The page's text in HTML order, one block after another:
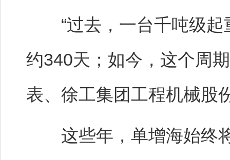
“过去，一台千吨级起
约340天；如今，这个周
表、徐工集团工程机械股
这些年，单增海始终将